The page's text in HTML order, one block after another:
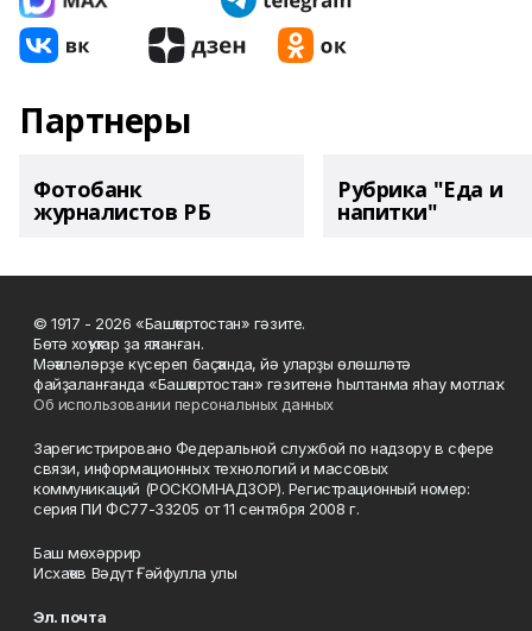
Партнеры
Фотобанк
журналистов РБ
Рубрика "Еда и
напитки"
© 1917 - 2026 «Башҡортостан» гәзите.
Бөтә хоҡуҡтар ҙа яҡланған.
Мәҡәләләрҙе күсереп баҫҡанда, йә уларҙы өлөшләтә
файҙаланғанда «Башҡортостан» гәзитенә һылтанма яһау мотлаҡ.
Об использовании персональных данных
Зарегистрировано Федеральной службой по надзору в сфере
связи, информационных технологий и массовых
коммуникаций (РОСКОМНАДЗОР). Регистрационный номер:
серия ПИ ФС77-33205 от 11 сентября 2008 г.
Баш мөхәррир
Исхаҡов Вәдүт Ғәйфулла улы
Эл. почта